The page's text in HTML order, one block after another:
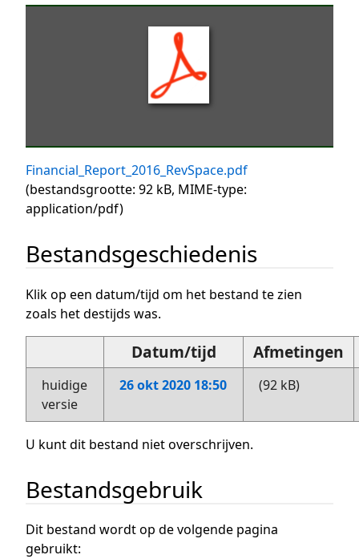
Financial_Report_2016_RevSpace.pdf
(bestandsgrootte: 92 kB, MIME-type:
application/pdf)
Bestandsgeschiedenis
Klik op een datum/tijd om het bestand te zien
zoals het destijds was.
Datum/tijd Afmetingen
huidige
versie
26 okt 2020 18:50 (92 kB)
U kunt dit bestand niet overschrijven.
Bestandsgebruik
Dit bestand wordt op de volgende pagina
gebruikt: